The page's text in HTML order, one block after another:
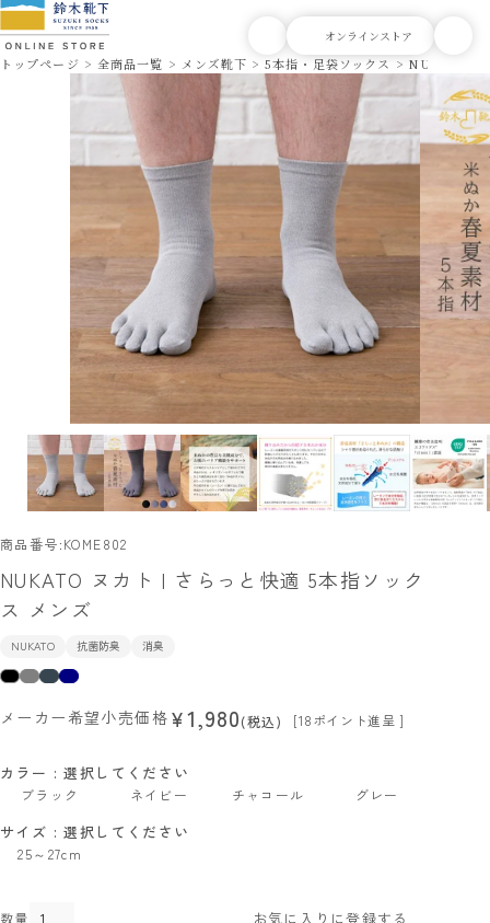
トップページ 全商品一覧 メンズ靴下 5本指・足袋ソックス NUKATO
商品番号 KOME802
NUKATO ヌカト | さらっと快適 5本指ソック
ス メンズ
NUKATO 抗菌防臭 消臭
メーカー希望小売価格 ¥1,980 税込 [18ポイント進呈 ]
サイズ 選択してください
25～27cm
カラー 選択してください
ブラック ネイビー チャコール グレー
お気に入りに登録する